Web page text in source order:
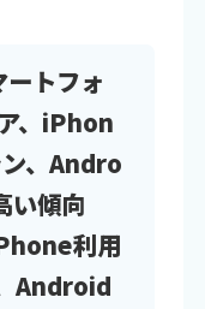
トフォ
、iPhon
、Andro
い傾向
利用
Android